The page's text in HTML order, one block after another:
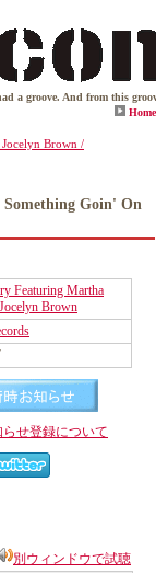
And from this groove
Home
Brown /
Goin' On
Featuring Martha
Brown
せ登録について
別ウィンドウで試聴